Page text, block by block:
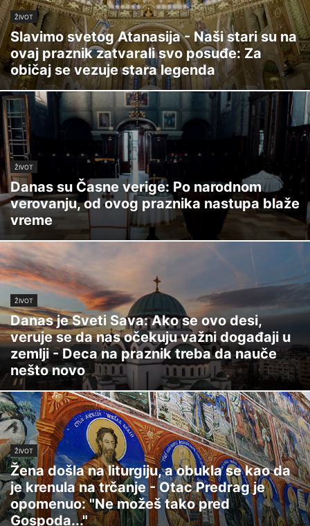
ŽIVOT
Slavimo svetog Atanasija - Naši stari su na
ovaj praznik zatvarali svo posuđe: Za
običaj se vezuje stara legenda
ŽIVOT
Danas su Časne verige: Po narodnom
verovanju, od ovog praznika nastupa blaže
vreme
ŽIVOT
Danas je Sveti Sava: Ako se ovo desi,
veruje se da nas očekuju važni događaji u
zemlji - Deca na praznik treba da nauče
nešto novo
ŽIVOT
Žena došla na liturgiju, a obukla se kao da
je krenula na trčanje - Otac Predrag je
opomenuo: "Ne možeš tako pred
Gospoda..."